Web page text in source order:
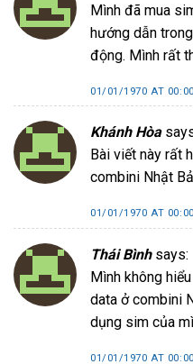
Mình đã mua
hướng dẫn
động. Mình rất
01/01/1970 AT 00:00
Khánh Hòa
Bài viết này rất
combini Nhật
01/01/1970 AT 00:00
Thái Bình says:
Mình không
data ở combini
dụng sim của
01/01/1970 AT 00:00